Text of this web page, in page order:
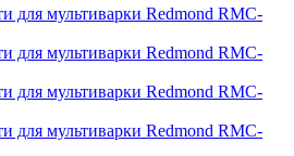
для мультиварки Redmond RMC-
для мультиварки Redmond RMC-
для мультиварки Redmond RMC-
для мультиварки Redmond RMC-